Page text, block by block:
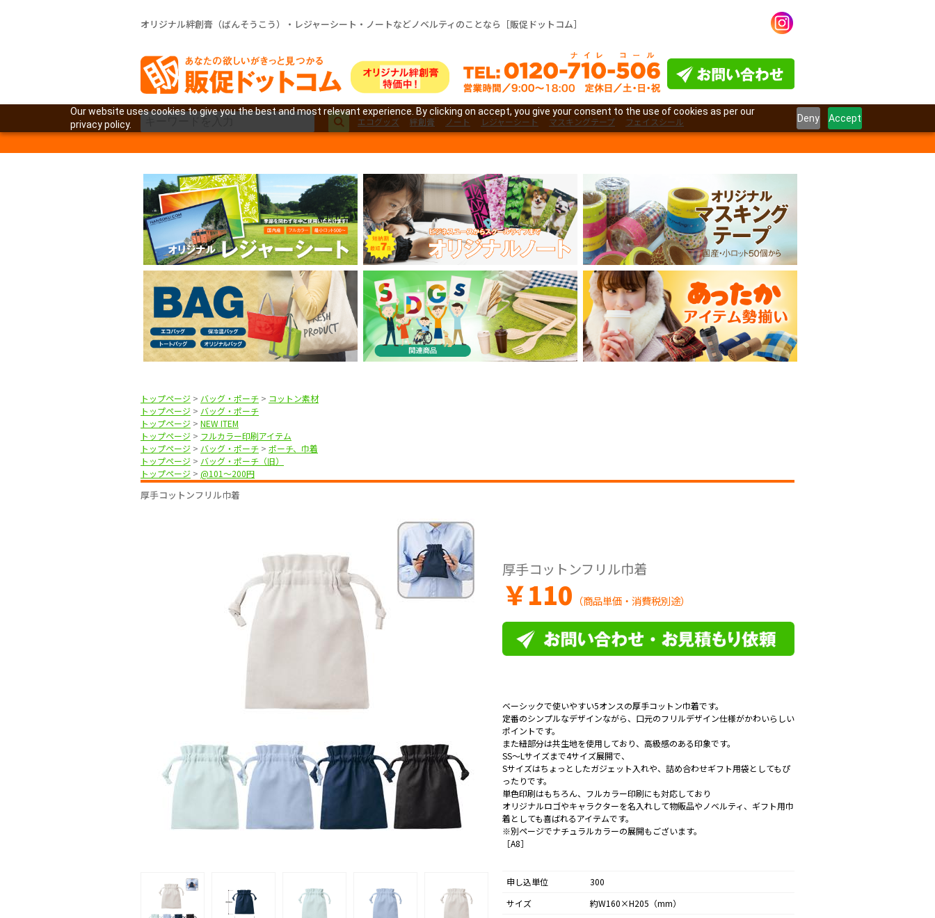
Our website uses cookies to give you the best and most relevant experience. By clicking on accept, you give your consent to the use of cookies as per our
privacy policy.
Deny Accept
オリジナル絆創膏（ばんそうこう）・レジャーシート・ノートなどノベルティのことなら［販促ドットコム］
エコグッズ 絆創膏 ノート レジャーシート マスキングテープ フェイスシール
トップページ > バッグ・ポーチ > コットン素材
トップページ > バッグ・ポーチ
トップページ > NEW ITEM
トップページ > フルカラー印刷アイテム
トップページ > バッグ・ポーチ > ポーチ、巾着
トップページ > バッグ・ポーチ（旧）
トップページ > @101〜200円
厚手コットンフリル巾着
厚手コットンフリル巾着
￥110 （商品単価・消費税別途）
ベーシックで使いやすい5オンスの厚手コットン巾着です。
定番のシンプルなデザインながら、口元のフリルデザイン仕様がかわいらしい
ポイントです。
また紐部分は共生地を使用しており、高級感のある印象です。
SS～Lサイズまで4サイズ展開で、
Sサイズはちょっとしたガジェット入れや、詰め合わせギフト用袋としてもぴ
ったりです。
単色印刷はもちろん、フルカラー印刷にも対応しており
オリジナルロゴやキャラクターを名入れして物販品やノベルティ、ギフト用巾
着としても喜ばれるアイテムです。
※別ページでナチュラルカラーの展開もございます。
［A8］
申し込単位
300
サイズ
約W160×H205（mm）